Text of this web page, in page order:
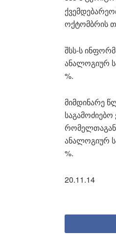
ოქტომბრის
შსს-ს
ანალოგიურ
%.
მიმდინარე
რომელთაგან
ანალოგიურ
%.
20.11.14